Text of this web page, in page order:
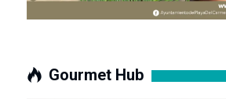
Gourmet Hub